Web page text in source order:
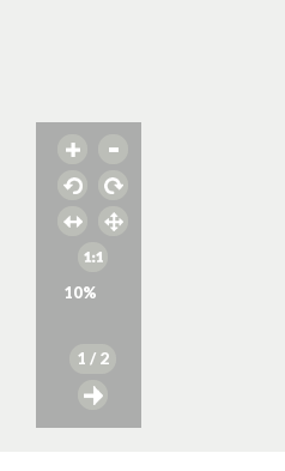
10%
1 / 2